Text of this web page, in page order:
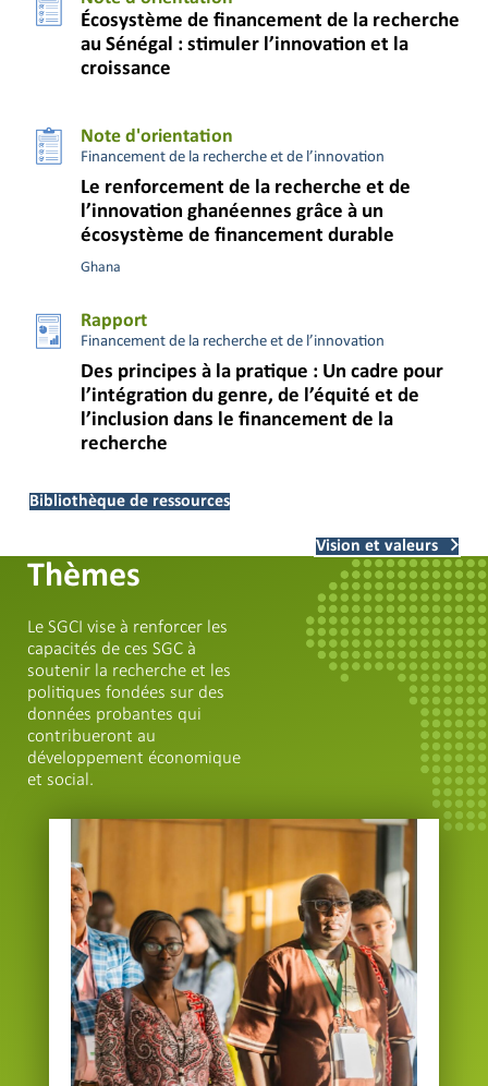
Écosystème de financement de la recherche
au Sénégal : stimuler l’innovation et la
croissance
Note d'orientation
Financement de la recherche et de l’innovation
Le renforcement de la recherche et de
l’innovation ghanéennes grâce à un
écosystème de financement durable
Ghana
Rapport
Financement de la recherche et de l’innovation
Des principes à la pratique : Un cadre pour
l’intégration du genre, de l’équité et de
l’inclusion dans le financement de la
recherche
Bibliothèque de ressources
Thèmes
Le SGCI vise à renforcer les
capacités de ces SGC à
soutenir la recherche et les
politiques fondées sur des
données probantes qui
contribueront au
développement économique
et social.
Vision et valeurs